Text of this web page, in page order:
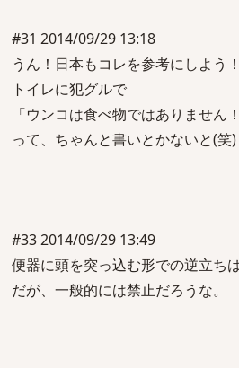
#31 2014/09/29 13:18
うん！日本もコレを参考にしよう！
トイレに犯グルで
「ウンコは食べ物ではありません！
って、ちゃんと書いとかないと(笑)
#33 2014/09/29 13:49
便器に頭を突っ込む形での逆立ち
だが、一般的には禁止だろうな。